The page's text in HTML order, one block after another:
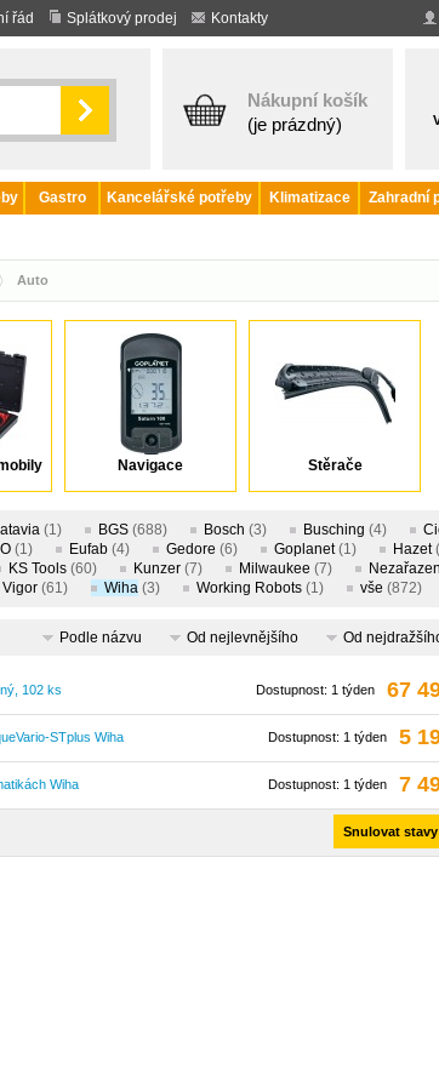
řád Splátkový prodej Kontakty
Nákupní košík
(je prázdný)
Gastro Kancelářské potřeby Klimatizace Zahradní
Auto
Navigace Stěrače
(1) BGS (688) Bosch (3) Busching (4)
(1) Eufab (4) Gedore (6) Goplanet (1) Hazet
KS Tools (60) Kunzer (7) Milwaukee (7)
Vigor (61) Wiha (3) Working Robots (1) vše (872)
Podle názvu Od nejlevnějšího Od
67
Dostupnost: 1 týden
102 ks
5
Dostupnost: 1 týden
STplus Wiha
7
Dostupnost: 1 týden
Wiha